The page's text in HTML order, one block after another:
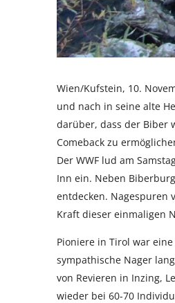
Wien/Kufstein, 10.
und nach in seine alte
darüber, dass der Biber
Comeback zu
Der WWF lud am
Inn ein. Neben
entdecken. Nagespuren
Kraft dieser einmaligen
Pioniere in Tirol war
sympathische Nager
von Revieren in Inzing,
wieder bei 60-70